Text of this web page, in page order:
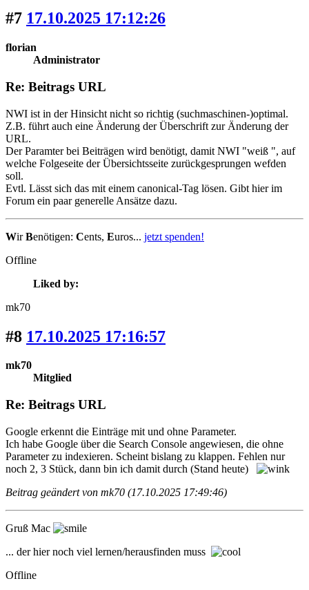
#7 17.10.2025 17:12:26
florian
Administrator
Re: Beitrags URL
NWI ist in der Hinsicht nicht so richtig (suchmaschinen-)optimal.
Z.B. führt auch eine Änderung der Überschrift zur Änderung der
URL.
Der Paramter bei Beiträgen wird benötigt, damit NWI "weiß ", auf
welche Folgeseite der Übersichtsseite zurückgesprungen wefden
soll.
Evtl. Lässt sich das mit einem canonical-Tag lösen. Gibt hier im
Forum ein paar generelle Ansätze dazu.
WirBenötigen: Cents, Euros... jetzt spenden!
Offline
Liked by:
mk70
#8 17.10.2025 17:16:57
mk70
Mitglied
Re: Beitrags URL
Google erkennt die Einträge mit und ohne Parameter.
Ich habe Google über die Search Console angewiesen, die ohne
Parameter zu indexieren. Scheint bislang zu klappen. Fehlen nur
noch 2, 3 Stück, dann bin ich damit durch (Stand heute)
Beitrag geändert von mk70 (17.10.2025 17:49:46)
Gruß Mac
... der hier noch viel lernen/herausfinden muss
Offline